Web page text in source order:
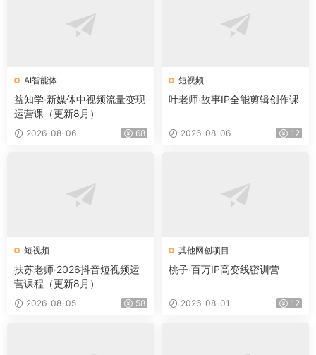
AI智能体
益知学·新媒体中视频流量变现
运营课（更新8月）
2026-08-06 68
短视频
叶老师·故事IP全能剪辑创作课
2026-08-06 12
短视频
扶苏老师·2026抖音短视频运
营课程（更新8月）
2026-08-05 58
其他网创项目
桃子·百万IP高变线密训营
2026-08-01 12